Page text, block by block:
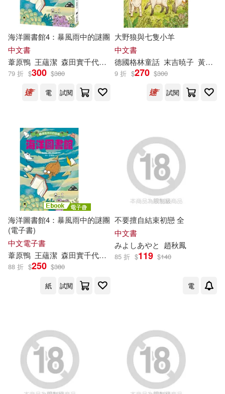
海洋圖書館4：暴風雨中的謎團
中文書
葦原鴨 王蘊潔 森田實千代（森田 みちよ）
79 折 $300 $380
電
試閱
大野狼與七隻小羊
中文書
德國格林童話 末吉暁子 黃姿頤
9 折 $270 $300
試閱
海洋圖書館4：暴風雨中的謎團
(電子書)
中文電子書
葦原鴨 王蘊潔 森田實千代（森田 みちよ）
88 折 $250 $380
紙
試閱
不要擅自結束初戀 全
中文書
みよ しあやと 趙秋鳳
85 折 $119 $140
電